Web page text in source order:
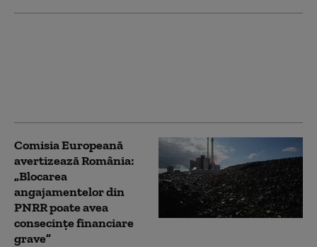
Comisia Europeană
avertizează România:
„Blocarea
angajamentelor din
PNRR poate avea
consecințe financiare
grave”